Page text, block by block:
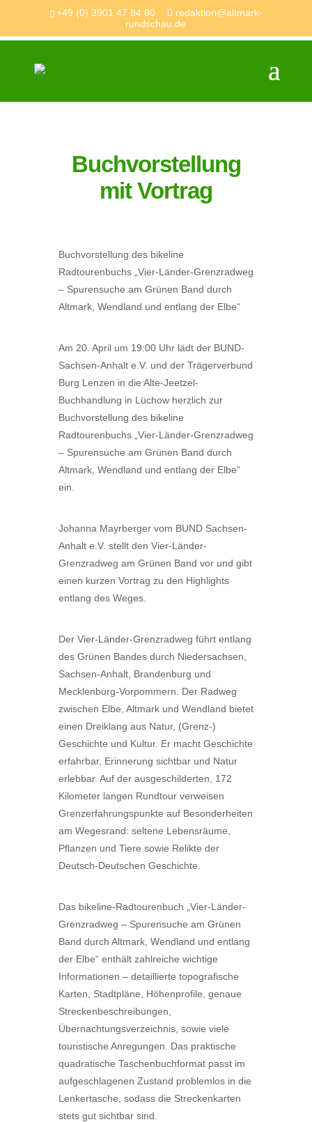
+49 (0) 3901 47 84 80
redaktion@altmark-
rundschau.de
Buchvorstellung
mit Vortrag
Buchvorstellung des bikeline
Radtourenbuchs „Vier-Länder-Grenzradweg
– Spurensuche am Grünen Band durch
Altmark, Wendland und entlang der Elbe“
Am 20. April um 19:00 Uhr lädt der BUND-
Sachsen-Anhalt e.V. und der Trägerverbund
Burg Lenzen in die Alte-Jeetzel-
Buchhandlung in Lüchow herzlich zur
Buchvorstellung des bikeline
Radtourenbuchs „Vier-Länder-Grenzradweg
– Spurensuche am Grünen Band durch
Altmark, Wendland und entlang der Elbe“
ein.
Johanna Mayrberger vom BUND Sachsen-
Anhalt e.V. stellt den Vier-Länder-
Grenzradweg am Grünen Band vor und gibt
einen kurzen Vortrag zu den Highlights
entlang des Weges.
Der Vier-Länder-Grenzradweg führt entlang
des Grünen Bandes durch Niedersachsen,
Sachsen-Anhalt, Brandenburg und
Mecklenburg-Vorpommern. Der Radweg
zwischen Elbe, Altmark und Wendland bietet
einen Dreiklang aus Natur, (Grenz-)
Geschichte und Kultur. Er macht Geschichte
erfahrbar, Erinnerung sichtbar und Natur
erlebbar. Auf der ausgeschilderten, 172
Kilometer langen Rundtour verweisen
Grenzerfahrungspunkte auf Besonderheiten
am Wegesrand: seltene Lebensräume,
Pflanzen und Tiere sowie Relikte der
Deutsch-Deutschen Geschichte.
Das bikeline-Radtourenbuch „Vier-Länder-
Grenzradweg – Spurensuche am Grünen
Band durch Altmark, Wendland und entlang
der Elbe“ enthält zahlreiche wichtige
Informationen – detaillierte topografische
Karten, Stadtpläne, Höhenprofile, genaue
Streckenbeschreibungen,
Übernachtungsverzeichnis, sowie viele
touristische Anregungen. Das praktische
quadratische Taschenbuchformat passt im
aufgeschlagenen Zustand problemlos in die
Lenkertasche, sodass die Streckenkarten
stets gut sichtbar sind.